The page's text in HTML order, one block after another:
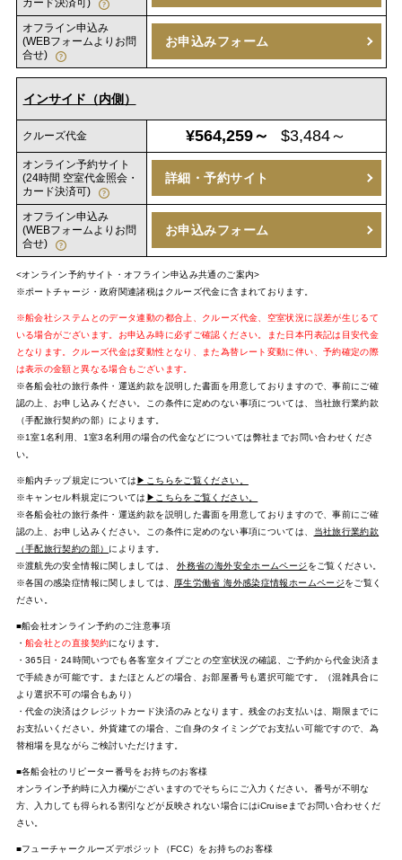
カード決済可)
オフライン申込み
(WEBフォームよりお問
合せ)
お申込みフォーム
インサイド（内側）
クルーズ代金 ¥564,259～ $3,484～
オンライン予約サイト
(24時間 空室代金照会・
カード決済可)
詳細・予約サイト
オフライン申込み
(WEBフォームよりお問
合せ)
お申込みフォーム
<オンライン予約サイト・オフライン申込み共通のご案内>
※ポートチャージ・政府関連諸税はクルーズ代金に含まれております。
※船会社システムとのデータ連動の都合上、クルーズ代金、空室状況に誤差が生じるて
いる場合がございます。お申込み時に必ずご確認ください。また日本円表記は目安代金
となります。クルーズ代金は変動性となり、また為替レート変動に伴い、予約確定の際
は表示の金額と異なる場合もございます。
※各船会社の旅行条件・運送約款を説明した書面を用意しておりますので、事前にご確
認の上、お申し込みください。この条件に定めのない事項については、当社旅行業約款
（手配旅行契約の部）によります。
※1室1名利用、1室3名利用の場合の代金などについては弊社までお問い合わせくださ
い。
※船内チップ規定については▶こちらをご覧ください。
※キャンセル料規定については ▶こちらをご覧ください。
※各船会社の旅行条件・運送約款を説明した書面を用意しておりますので、事前にご確
認の上、お申し込みください。この条件に定めのない事項については、
当社旅行業約款
（手配旅行契約の部） によります。
※渡航先の安全情報に関しましては、外務省の海外安全ホームページ をご覧ください。
※各国の感染症情報に関しましては、
厚生労働省 海外感染症情報ホームページをご覧く
ださい。
■船会社オンライン予約のご注意事項
・ 船会社との直接契約になります。
・365日・24時間いつでも各客室タイプごとの空室状況の確認、ご予約から代金決済ま
で手続きが可能です。またほとんどの場合、お部屋番号も選択可能です。（混雑具合に
より選択不可の場合もあり）
・代金の決済はクレジットカード決済のみとなります。残金のお支払いは、期限までに
お支払いください。外貨建ての場合、ご自身のタイミングでお支払い可能ですので、為
替相場を見ながらご検討いただけます。
■各船会社のリピーター番号をお持ちのお客様
オンライン予約時に入力欄がございますのでそちらにご入力ください。番号が不明な
方、入力しても得られる割引などが反映されない場合にはiCruiseまでお問い合わせくだ
さい。
■フューチャークルーズデポジット（FCC）をお持ちのお客様